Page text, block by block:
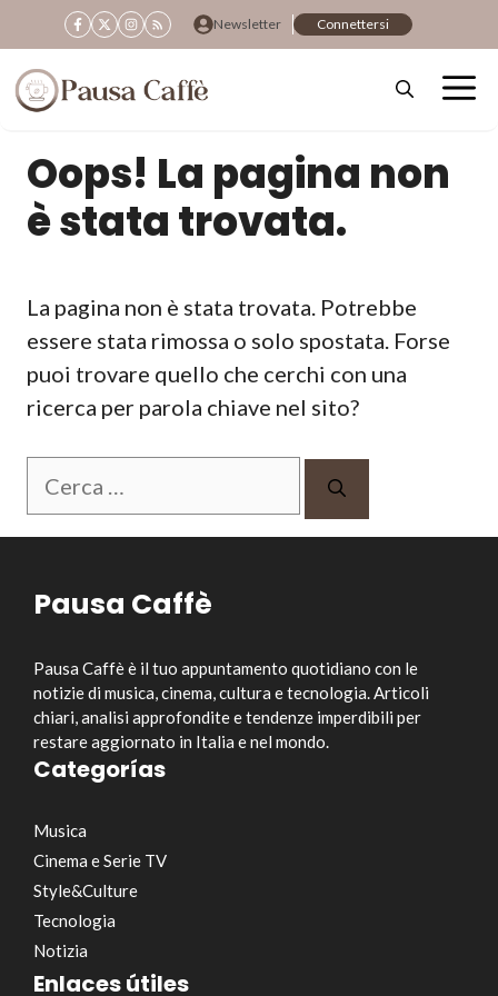
al
contenuto
Newsletter Connettersi
Oops! La pagina non
è stata trovata.
La pagina non è stata trovata. Potrebbe
essere stata rimossa o solo spostata. Forse
puoi trovare quello che cerchi con una
ricerca per parola chiave nel sito?
Ricerca
Pausa Caffè
Pausa Caffè è il tuo appuntamento quotidiano con le
notizie di musica, cinema, cultura e tecnologia. Articoli
chiari, analisi approfondite e tendenze imperdibili per
restare aggiornato in Italia e nel mondo.
Categorías
Musica
Cinema e Serie TV
Style&Culture
Tecnologia
Notizia
Enlaces útiles